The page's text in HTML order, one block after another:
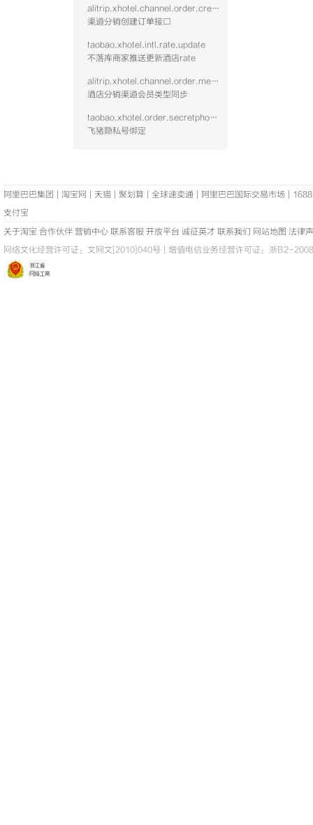
alitrip.xhotel.channel.order.create
渠道分销创建订单接口
taobao.xhotel.intl.rate.update
不落库商家推送更新酒店rate
alitrip.xhotel.channel.order.membertype.sync
酒店分销渠道会员类型同步
taobao.xhotel.order.secretphonenum.bindnew
飞猪隐私号绑定
阿里巴巴集团 淘宝网 天猫 聚划算 全球速卖通 阿里巴巴国际交易市场
1688
支付宝
关于淘宝 合作伙伴 营销中心 联系客服 开放平台 诚征英才 联系我们 网站地图 法律
网络文化经营许可证： 文网文[2010]040号 增值电信业务经营许可证：浙B2-